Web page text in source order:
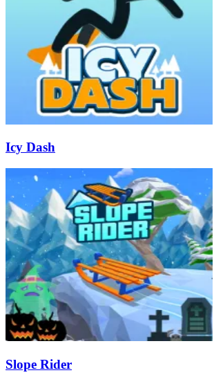
Icy Dash
Slope Rider